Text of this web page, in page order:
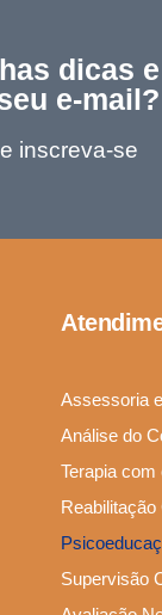
dicas e
e-mail?
inscreva-se
Assessoria
Análise do
Terapia
Supervisão